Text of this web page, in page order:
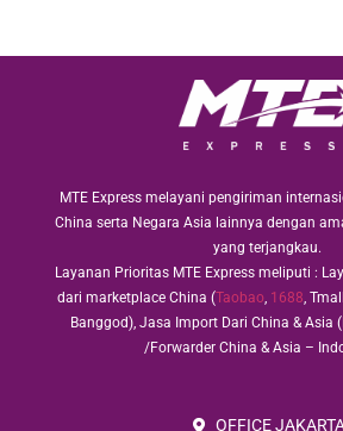
MTE Express melayani pengiriman
China serta Negara Asia lainnya dengan
yang terjangkau.
Layanan Prioritas MTE Express meliputi :
dari marketplace China (Taobao, 1688,
Banggod), Jasa Import Dari China & Asia
/Forwarder China & Asia –
OFFICE